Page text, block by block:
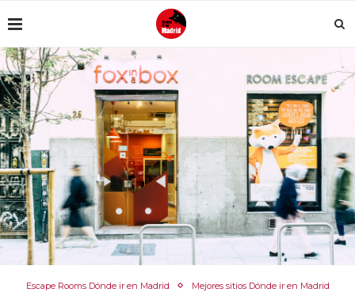
Escape Rooms Dónde ir en Madrid Mejores sitios Dónde ir en Madrid